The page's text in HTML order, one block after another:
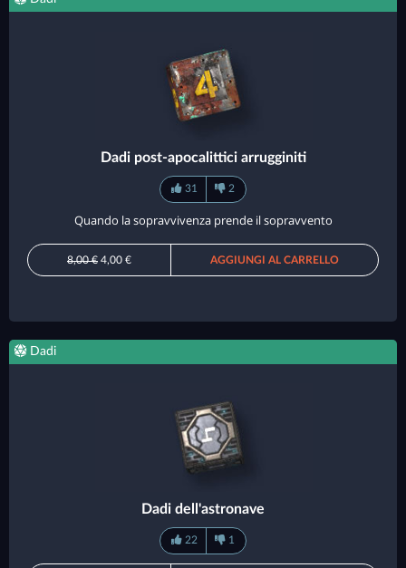
Dadi post-apocalittici arrugginiti
31 2
Quando la sopravvivenza prende il sopravvento
8,00 € 4,00 € AGGIUNGI AL CARRELLO
Dadi
Dadi dell'astronave
22 1